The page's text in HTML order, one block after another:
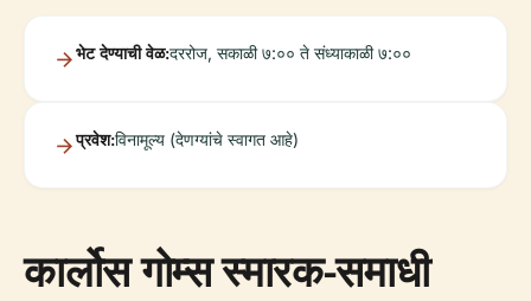
भेट देण्याची वेळ:दररोज, सकाळी ७:०० ते संध्याकाळी ७:००
प्रवेश:विनामूल्य (देणग्यांचे स्वागत आहे)
कार्लोस गोम्स स्मारक-समाधी